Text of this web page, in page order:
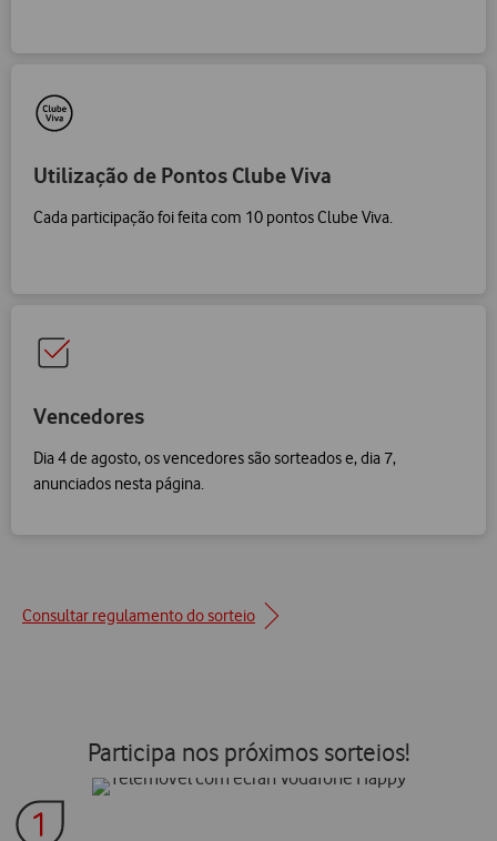
Utilização de Pontos Clube Viva
Cada participação foi feita com 10 pontos Clube Viva.
Vencedores
Dia 4 de agosto, os vencedores são sorteados e, dia 7,
anunciados nesta página.
Consultar regulamento do sorteio
Participa nos próximos sorteios!